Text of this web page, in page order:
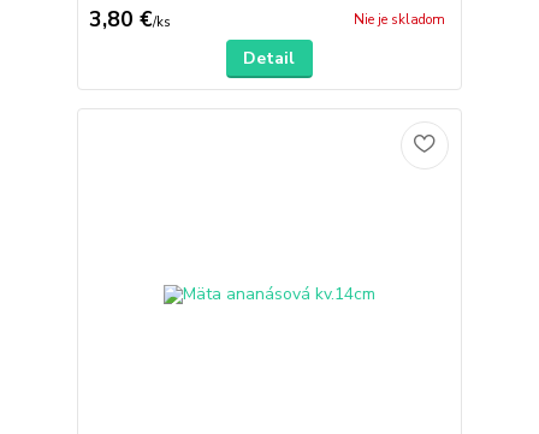
3,80 €/ks Nie je skladom
Detail